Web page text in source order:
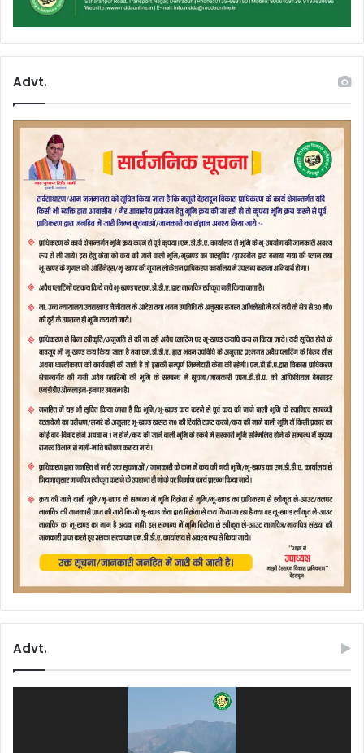
Advt.
Advt.